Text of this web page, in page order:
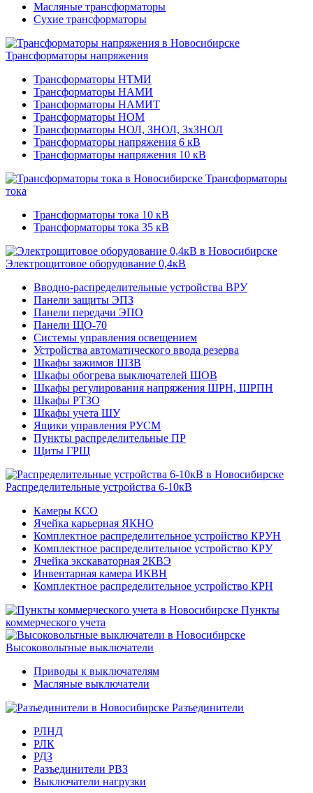
Масляные трансформаторы
Сухие трансформаторы
Трансформаторы напряжения
Трансформаторы НТМИ
Трансформаторы НАМИ
Трансформаторы НАМИТ
Трансформаторы НОМ
Трансформаторы НОЛ, ЗНОЛ, 3хЗНОЛ
Трансформаторы напряжения 6 кВ
Трансформаторы напряжения 10 кВ
Трансформаторы
тока
Трансформаторы тока 10 кВ
Трансформаторы тока 35 кВ
Электрощитовое оборудование 0,4кВ
Вводно-распределительные устройства ВРУ
Панели защиты ЭПЗ
Панели передачи ЭПО
Панели ЩО-70
Системы управления освещением
Устройства автоматического ввода резерва
Шкафы зажимов ШЗВ
Шкафы обогрева выключателей ШОВ
Шкафы регулирования напряжения ШРН, ШРПН
Шкафы РТЗО
Шкафы учета ШУ
Ящики управления РУСМ
Пункты распределительные ПР
Щиты ГРЩ
Распределительные устройства 6-10кВ
Камеры КСО
Ячейка карьерная ЯКНО
Комплектное распределительное устройство КРУН
Комплектное распределительное устройство КРУ
Ячейка экскаваторная 2КВЭ
Инвентарная камера ИКВН
Комплектное распределительное устройство КРН
Пункты
коммерческого учета
Высоковольтные выключатели
Приводы к выключателям
Масляные выключатели
Разъединители
РЛНД
РЛК
РДЗ
Разъединители РВЗ
Выключатели нагрузки